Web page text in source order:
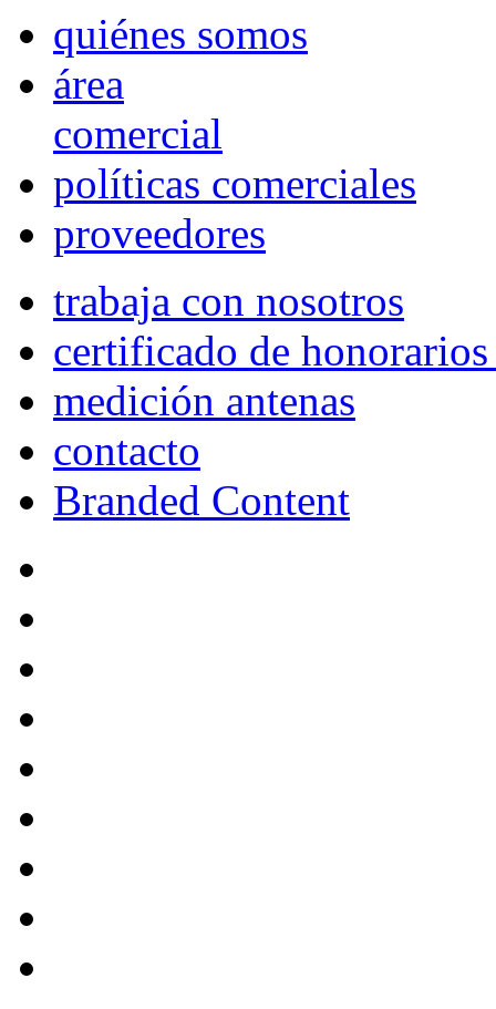
quiénes somos
área
comercial
políticas comerciales
proveedores
trabaja con nosotros
certificado de
medición antenas
contacto
Branded Content